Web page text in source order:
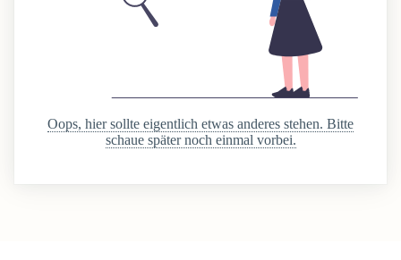
Oops, hier sollte eigentlich etwas anderes stehen. Bitte
schaue später noch einmal vorbei.